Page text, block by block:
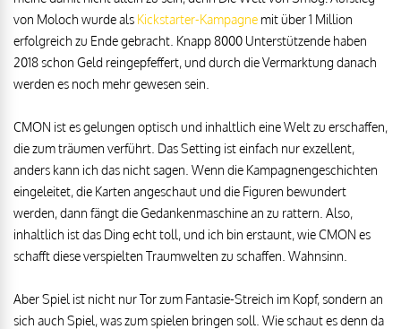
von Moloch wurde als Kickstarter-Kampagne mit über 1 Million
erfolgreich zu Ende gebracht. Knapp 8000 Unterstützende haben
2018 schon Geld reingepfeffert, und durch die Vermarktung danach
werden es noch mehr gewesen sein.
CMON ist es gelungen optisch und inhaltlich eine Welt zu erschaffen,
die zum träumen verführt. Das Setting ist einfach nur exzellent,
anders kann ich das nicht sagen. Wenn die Kampagnengeschichten
eingeleitet, die Karten angeschaut und die Figuren bewundert
werden, dann fängt die Gedankenmaschine an zu rattern. Also,
inhaltlich ist das Ding echt toll, und ich bin erstaunt, wie CMON es
schafft diese verspielten Traumwelten zu schaffen. Wahnsinn.
Aber Spiel ist nicht nur Tor zum Fantasie-Streich im Kopf, sondern an
sich auch Spiel, was zum spielen bringen soll. Wie schaut es denn da